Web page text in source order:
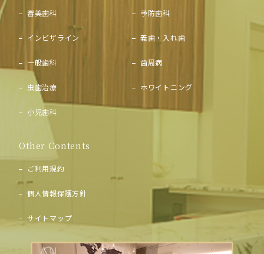
審美歯科
インビザライン
一般歯科
虫歯治療
小児歯科
予防歯科
義歯・入れ歯
歯周病
ホワイトニング
Other Contents
ご利用規約
個人情報保護方針
サイトマップ